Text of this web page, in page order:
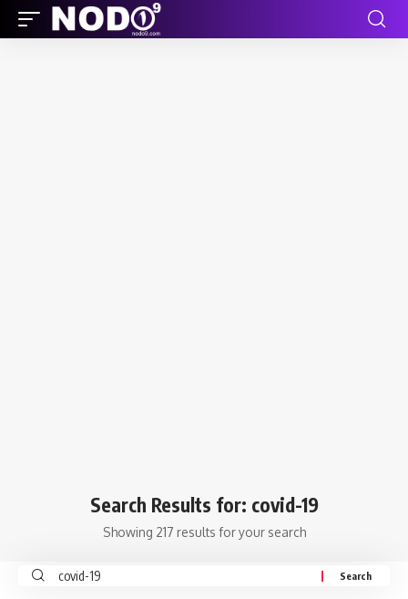
Search Results for: covid-19
Showing 217 results for your search